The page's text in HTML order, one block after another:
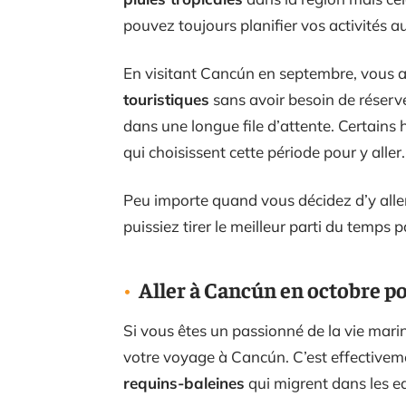
pouvez toujours planifier vos activités
En visitant Cancún en septembre, vous
touristiques sans avoir besoin de
dans une longue file d’attente.
qui choisissent cette période pour y aller.
Peu importe quand vous décidez d’y
puissiez tirer le meilleur parti du temps
Aller à Cancún en octobre
Si vous êtes un passionné de la vie
votre voyage à Cancún. C’est
requins-baleines qui migrent dans les